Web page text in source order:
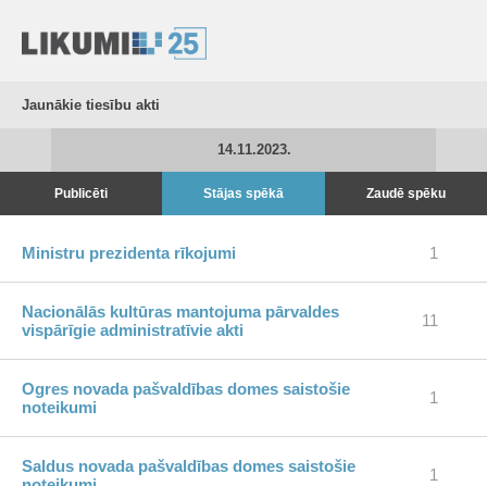
Jaunākie tiesību akti
14.11.2023.
Publicēti Stājas spēkā Zaudē spēku
Ministru prezidenta rīkojumi 1
Nacionālās kultūras mantojuma pārvaldes
vispārīgie administratīvie akti
11
Ogres novada pašvaldības domes saistošie
noteikumi
1
Saldus novada pašvaldības domes saistošie
1